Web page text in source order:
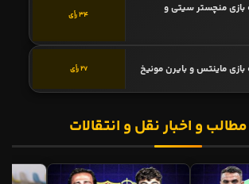
بازی منچستر سیتی و
34 رأی
ماینتس و بایرن مونیخ 27 رأی
و اخبار نقل و انتقالات